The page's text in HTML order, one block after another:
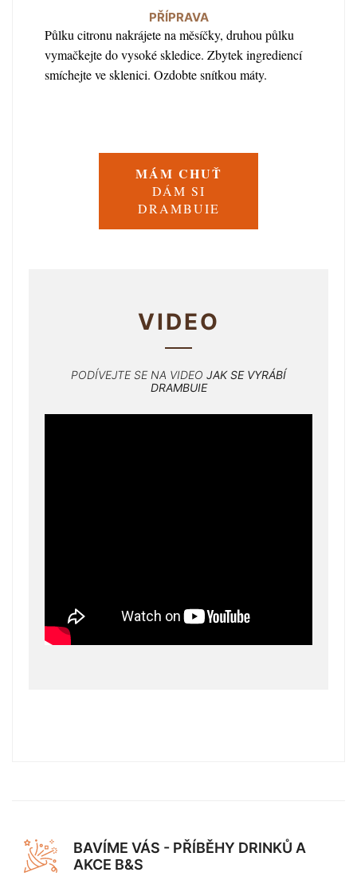
PŘÍPRAVA
Půlku citronu nakrájete na měsíčky, druhou půlku
vymačkejte do vysoké skledice. Zbytek ingrediencí
smíchejte ve sklenici. Ozdobte snítkou máty.
MÁM CHUŤ
DÁM SI
DRAMBUIE
VIDEO
PODÍVEJTE SE NA VIDEO JAK SE VYRÁBÍ
DRAMBUIE
BAVÍME VÁS - PŘÍBĚHY DRINKŮ A
AKCE B&S